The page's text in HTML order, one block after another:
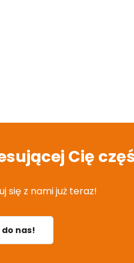
Cię
się z nami już teraz!
do nas!